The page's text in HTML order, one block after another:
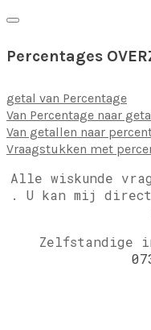
Percentages
getal van Percentage
Van Percentage naar
Van getallen naar
Vraagstukken met
Alle wiskunde
. U kan mij
Zelfstandige